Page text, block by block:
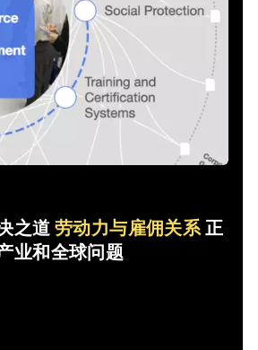
之道劳动力与雇佣关系正
业和全球问题